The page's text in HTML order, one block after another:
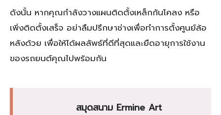
ดังนั้น หากคุณกำลังวางแผนติดตั้งเหล็กกันโคลง หรือ
เพิ่งติดตั้งเสร็จ อย่าลืมปรึกษาช่างเพื่อทำการตั้งศูนย์ล้อ
หลังด้วย เพื่อให้ได้ผลลัพธ์ที่ดีที่สุดและยืดอายุการใช้งาน
ของรถยนต์คุณไปพร้อมกัน
สมุดสนาม Ermine Art